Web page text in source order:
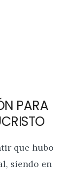
PARA
que hubo
siendo en